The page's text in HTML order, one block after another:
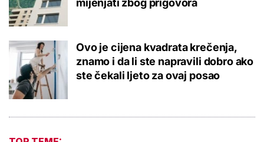
mijenjati zbog prigovora
Ovo je cijena kvadrata krečenja,
znamo i da li ste napravili dobro ako
ste čekali ljeto za ovaj posao